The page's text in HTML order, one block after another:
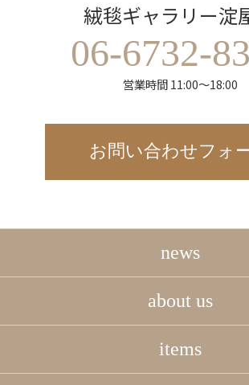
絨毯ギャラリー淀
06-6732-
営業時間 11:00～18:00
お問い合わせフォ
news
about us
items